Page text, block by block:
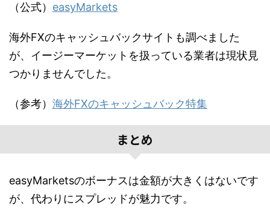
（公式） easyMarkets
海外FXのキャッシュバックサイトも調べました
が、イージーマーケットを扱っている業者は現状見
つかりませんでした。
（参考） 海外FXのキャッシュバック特集
まとめ
easyMarketsのボーナスは金額が大きくはないです
が、代わりにスプレッドが魅力です。